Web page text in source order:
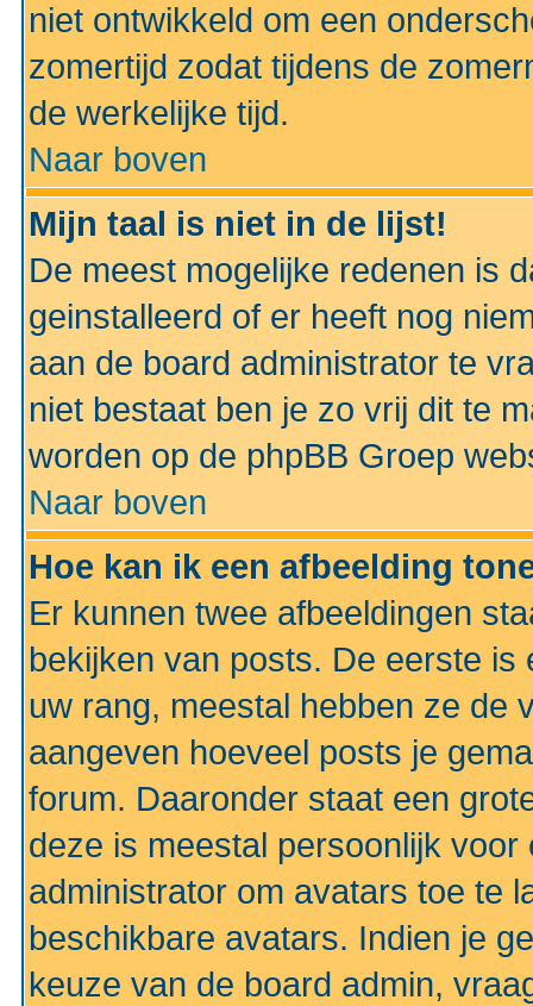
niet ontwikkeld om een
zomertijd zodat tijdens de
de werkelijke tijd.
Naar boven
Mijn taal is niet in de lijst!
De meest mogelijke redenen is
geinstalleerd of er heeft nog
aan de board administrator te
niet bestaat ben je zo vrij dit te
worden op de phpBB Groep
Naar boven
Hoe kan ik een afbeelding
Er kunnen twee afbeeldingen
bekijken van posts. De eerste
uw rang, meestal hebben ze de
aangeven hoeveel posts je
forum. Daaronder staat een
deze is meestal persoonlijk
administrator om avatars toe te
beschikbare avatars. Indien je
keuze van de board admin,